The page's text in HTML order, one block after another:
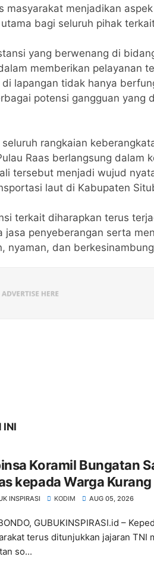
masyarakat menjadikan
bagi seluruh pihak
yang berwenang di
memberikan pelayanan
lapangan tidak hanya
potensi gangguan yang
rangkaian
Raas berlangsung dalam
tersebut menjadi wujud
laut di Kabupaten
terkait diharapkan terus
jasa penyeberangan serta
nyaman, dan
INI
Koramil Bungatan
kepada Warga
Kepedulian TNI
INSPIRASI KODIM AUG 05, 2026
GUBUKINSPIRASI.id –
terus ditunjukkan jajaran TNI
so...